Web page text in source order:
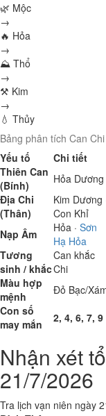
🌿 Mộc
→
🔥 Hỏa
→
⛰ Thổ
→
⚒ Kim
→
💧 Thủy
Bảng phân tích Can
Yếu tố
Chi tiết
Thiên Can
(Bính)
Hỏa Dương
Địa Chi
(Thân)
Kim Dương
Con Khỉ
Nạp Âm
Hỏa · Sơn
Hạ Hỏa
Tương
sinh / khắc
Can khắc
Chi
Màu hợp
mệnh
Đỏ Bạc/
Con số
may mắn
2, 4, 6, 7, 9
Nhận xét
21/7/2026
Tra lịch vạn niên ngày